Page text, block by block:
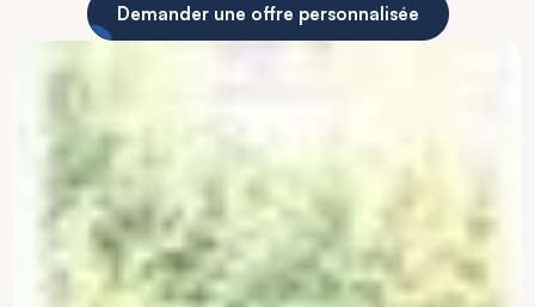
Demander une offre personnalisée